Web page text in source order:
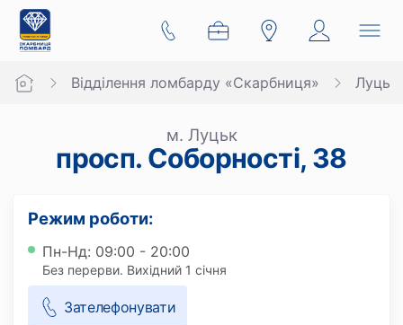
Відділення ломбарду «Скарбниця» Луцьк
м. Луцьк
просп. Соборності, 38
Режим роботи:
Пн-Нд: 09:00 - 20:00
Без перерви. Вихідний 1 січня
Зателефонувати